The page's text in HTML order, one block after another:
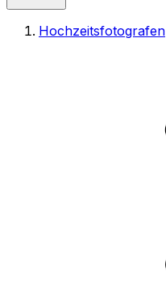
Hochzeitsfotografen